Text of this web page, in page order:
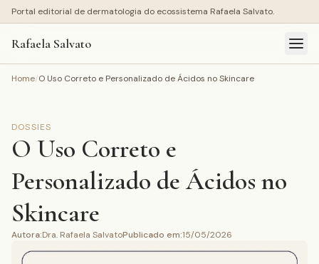
Portal editorial de dermatologia do ecossistema Rafaela Salvato.
Rafaela Salvato
Home/O Uso Correto e Personalizado de Ácidos no Skincare
DOSSIES
O Uso Correto e
Personalizado de Ácidos no
Skincare
Autora:Dra. Rafaela SalvatoPublicado em:15/05/2026